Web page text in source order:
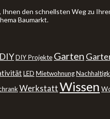
den schnellsten Weg zu
Baumarkt.
DIYDIY Projekte Garten
LED Mietwohnung
WerkstattWissen